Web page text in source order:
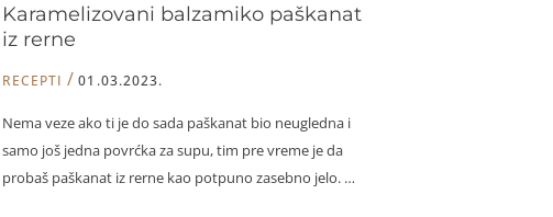
Karamelizovani balzamiko paškanat
iz rerne
RECEPTI /01.03.2023.
Nema veze ako ti je do sada paškanat bio neugledna i
samo još jedna povrćka za supu, tim pre vreme je da
probaš paškanat iz rerne kao potpuno zasebno jelo. …